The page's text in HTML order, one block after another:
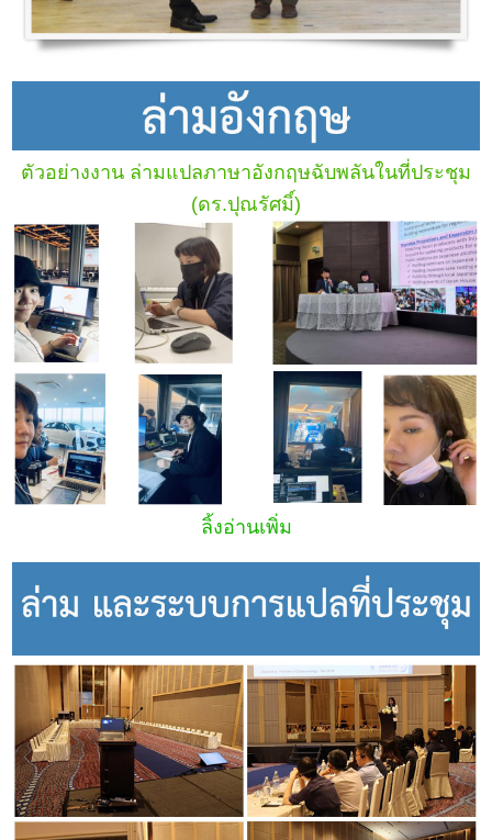
ตัวอย่างงาน ล่ามแปลภาษาอังกฤษฉับพลันในที่ประชุม
(ดร.ปุณรัศมิ์)
ลิ้งอ่านเพิ่ม